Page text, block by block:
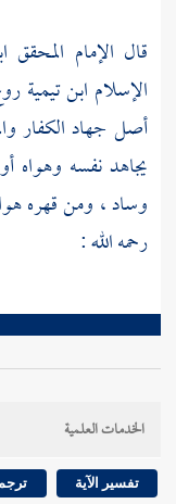
قال الإمام المحقق
الإسلام ابن تيمية
أصل جهاد الكفار
يجاهد نفسه وهواه
وساد ، ومن قهره
رحمه الله :
الخدمات العلمية
تفسير الآية